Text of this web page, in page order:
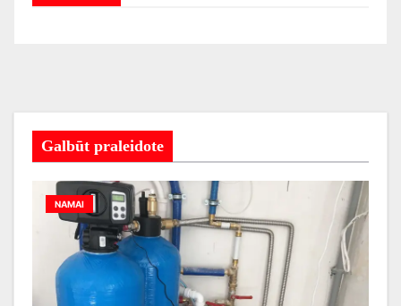
Galbūt praleidote
NAMAI